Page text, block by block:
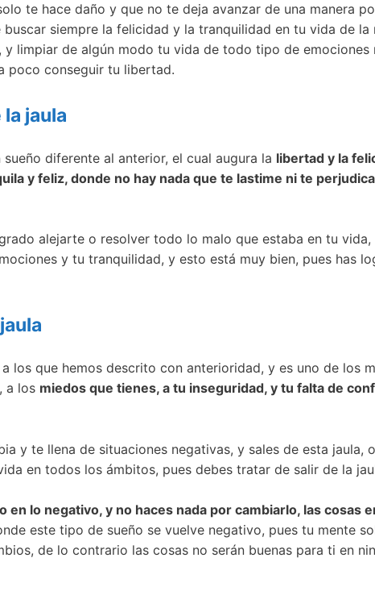
te hace daño y que no te deja avanzar de una manera
siempre la felicidad y la tranquilidad en tu vida de la
limpiar de algún modo tu vida de todo tipo de emociones
poco conseguir tu libertad.
jaula
diferente al anterior, el cual augura la libertad y la
y feliz, donde no hay nada que te lastime ni te
alejarte o resolver todo lo malo que estaba en tu vida,
y tu tranquilidad, y esto está muy bien, pues has
los que hemos descrito con anterioridad, y es uno de los
a los miedos que tienes, a tu inseguridad, y tu falta de
y te llena de situaciones negativas, y sales de esta jaula,
en todos los ámbitos, pues debes tratar de salir de la
lo negativo, y no haces nada por cambiarlo, las cosas
este tipo de sueño se vuelve negativo, pues tu mente
de lo contrario las cosas no serán buenas para ti en